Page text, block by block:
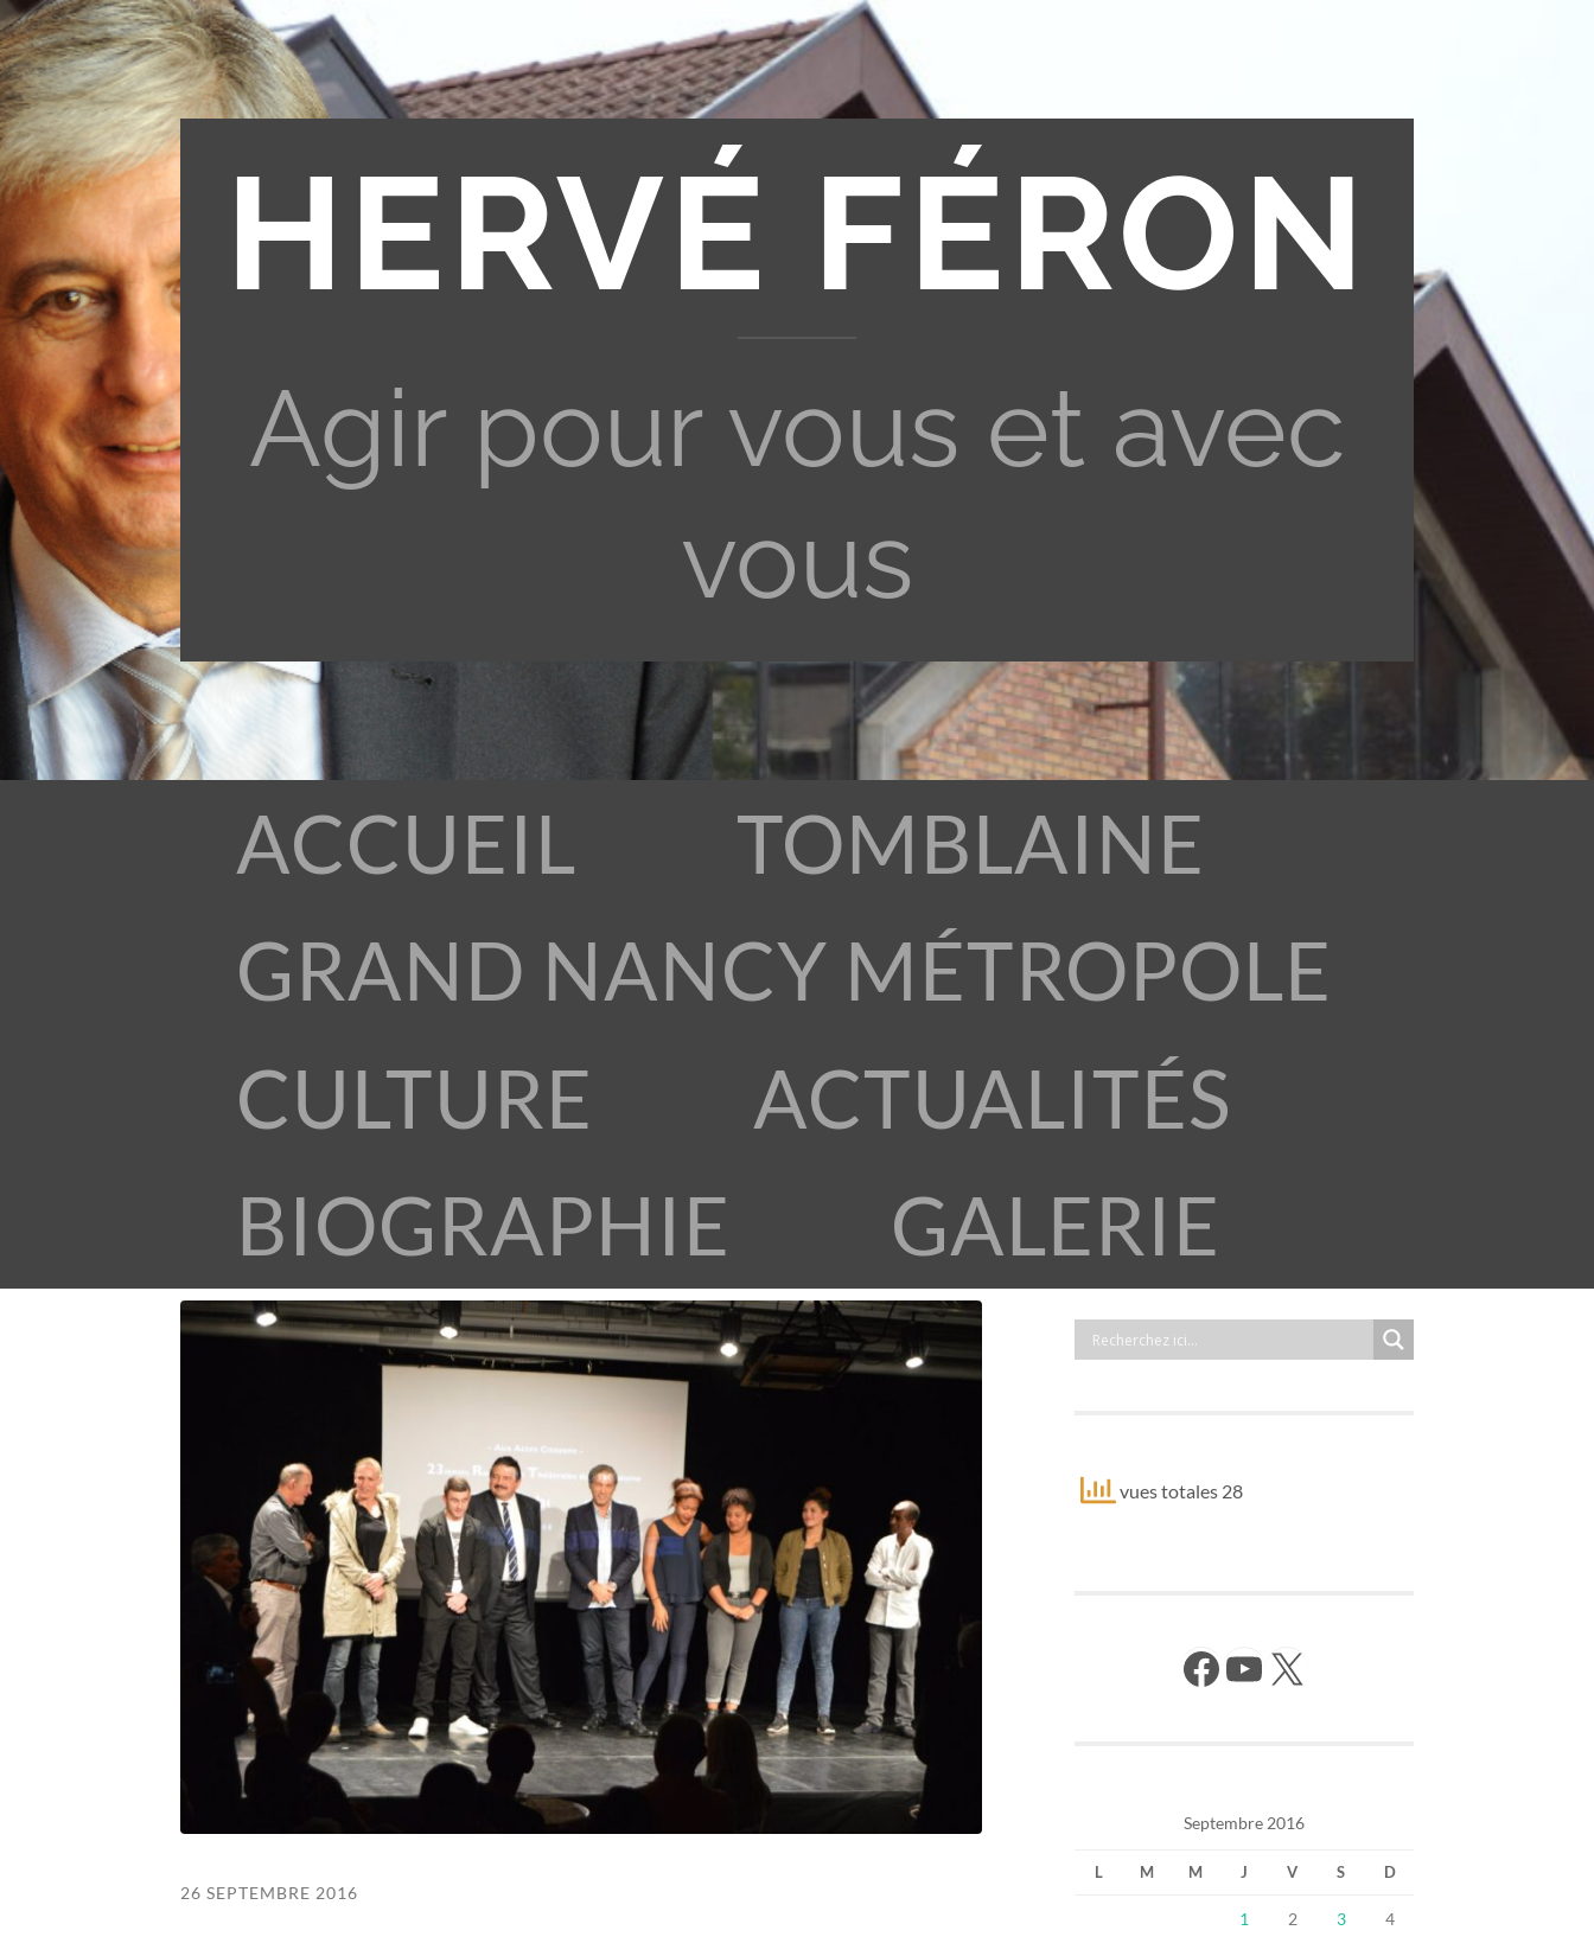
HERVÉ FÉRON
Agir pour vous et avec
vous
ACCUEIL
TOMBLAINE
GRAND NANCY MÉTROPOLE
CULTURE
ACTUALITÉS
BIOGRAPHIE
GALERIE
26 SEPTEMBRE 2016
vues totales 28
Facebook YouTube X
Septembre 2016
L M M J V S D
1 2 3 4